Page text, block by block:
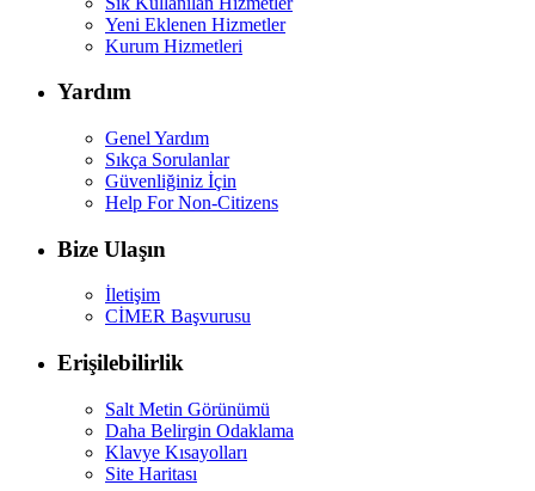
Yeni Eklenen Hizmetler
Kurum Hizmetleri
Yardım
Genel Yardım
Sıkça Sorulanlar
Güvenliğiniz İçin
Help For Non-Citizens
Bize Ulaşın
İletişim
CİMER Başvurusu
Erişilebilirlik
Salt Metin Görünümü
Daha Belirgin Odaklama
Klavye Kısayolları
Site Haritası